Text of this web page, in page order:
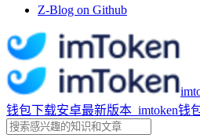
Z-Blog on Github
钱包下载安卓最新版本_imtoken钱